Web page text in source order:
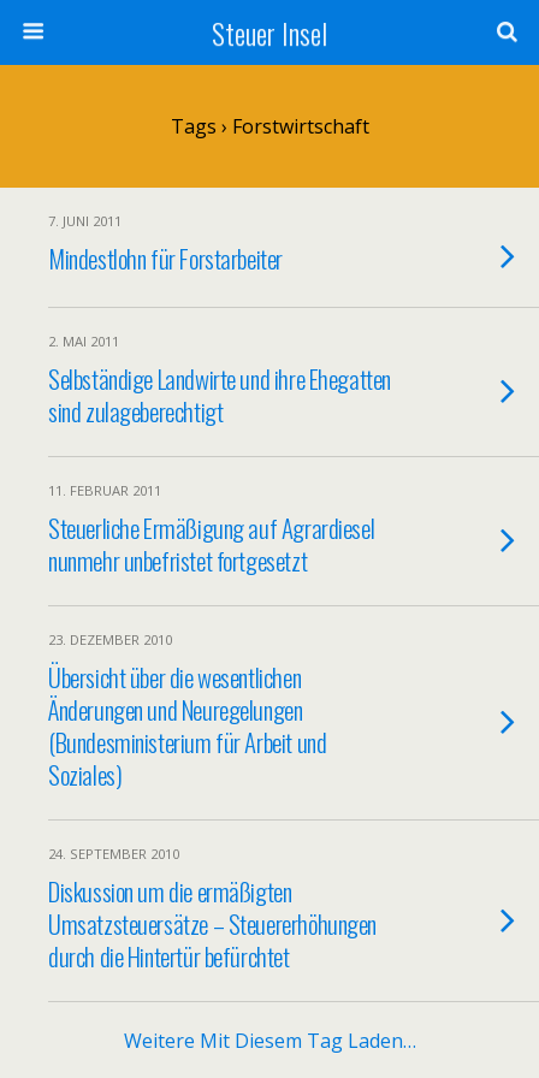
Steuer Insel
Tags › Forstwirtschaft
7. JUNI 2011
Mindestlohn für Forstarbeiter
2. MAI 2011
Selbständige Landwirte und ihre Ehegatten
sind zulageberechtigt
11. FEBRUAR 2011
Steuerliche Ermäßigung auf Agrardiesel
nunmehr unbefristet fortgesetzt
23. DEZEMBER 2010
Übersicht über die wesentlichen
Änderungen und Neuregelungen
(Bundesministerium für Arbeit und
Soziales)
24. SEPTEMBER 2010
Diskussion um die ermäßigten
Umsatzsteuersätze – Steuererhöhungen
durch die Hintertür befürchtet
Weitere Mit Diesem Tag Laden…